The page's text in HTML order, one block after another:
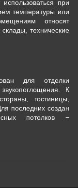
при
температуры или
относят
технические
для отделки
К
гостиницы,
последних создан
потолков −